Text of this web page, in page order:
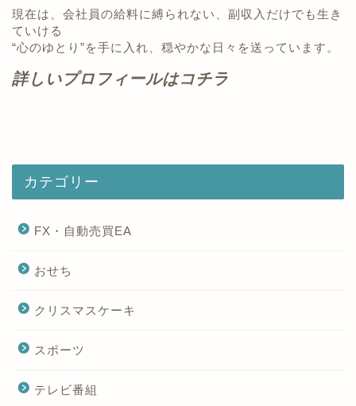
現在は、会社員の給料に縛られない、副収入だけでも生き
ていける
“心のゆとり”を手に入れ、穏やかな日々を送っています。
詳しいプロフィールはコチラ
カテゴリー
FX・自動売買EA
おせち
クリスマスケーキ
スポーツ
テレビ番組